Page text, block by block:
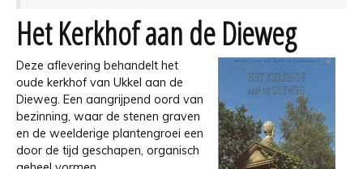
Het Kerkhof aan de Dieweg
Deze aflevering behandelt het
oude kerkhof van Ukkel aan de
Dieweg. Een aangrijpend oord van
bezinning, waar de stenen graven
en de weelderige plantengroei een
door de tijd geschapen, organisch